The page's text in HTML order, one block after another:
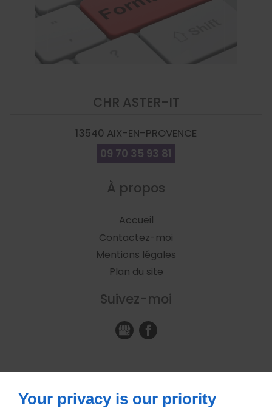
CHR ASTER-IT
13540 AIX-EN-PROVENCE
09 70 35 93 81
À propos
Accueil
Contactez-moi
Mentions légales
Plan du site
Suivez-moi
Your privacy is our priority